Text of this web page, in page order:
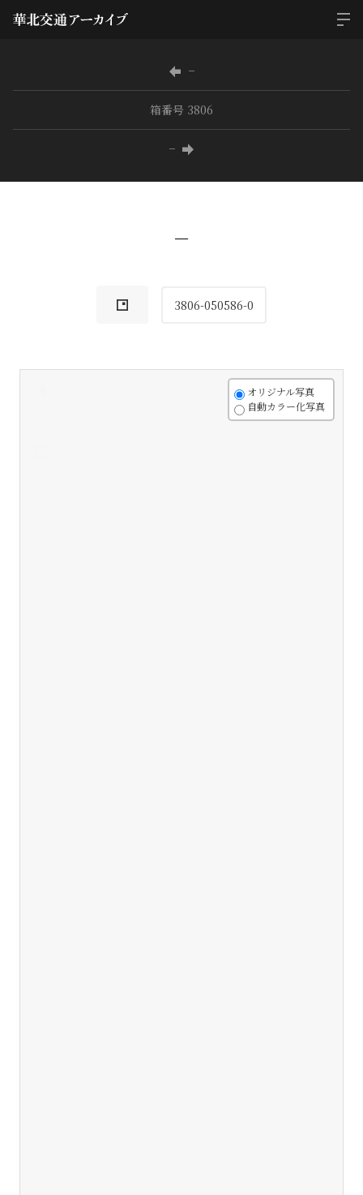
−
箱番号 3806
−
−
3806-050586-0
オリジナル写真
自動カラー化写真